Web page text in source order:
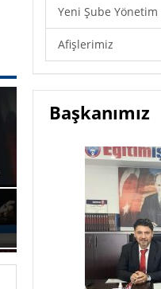
Yeni Şube
Afişlerimiz
Başkanımız